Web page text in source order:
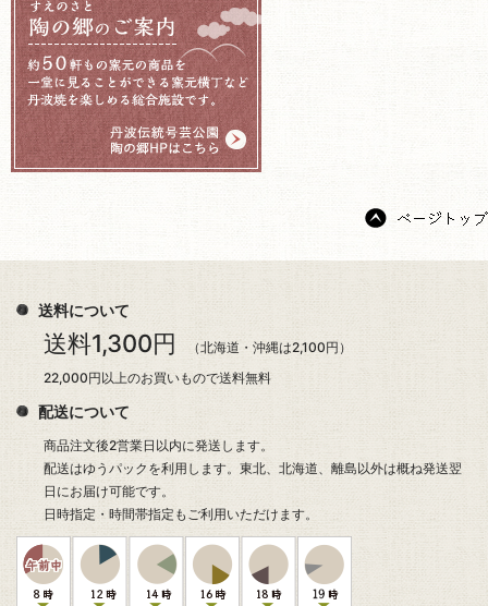
送料について
送料1,300円
（北海道・沖縄は2,100円）
22,000円以上のお買いもので送料無料
配送について
商品注文後2営業日以内に発送します。
配送はゆうパックを利用します。東北、北海道、離島以外は概ね発送翌
日にお届け可能です。
日時指定・時間帯指定もご利用いただけます。